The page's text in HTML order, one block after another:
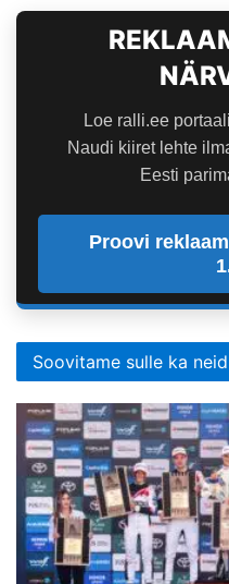
Loe ralli.ee
Naudi kiiret lehte
Eesti
Proovi
Soovitame sulle ka neid